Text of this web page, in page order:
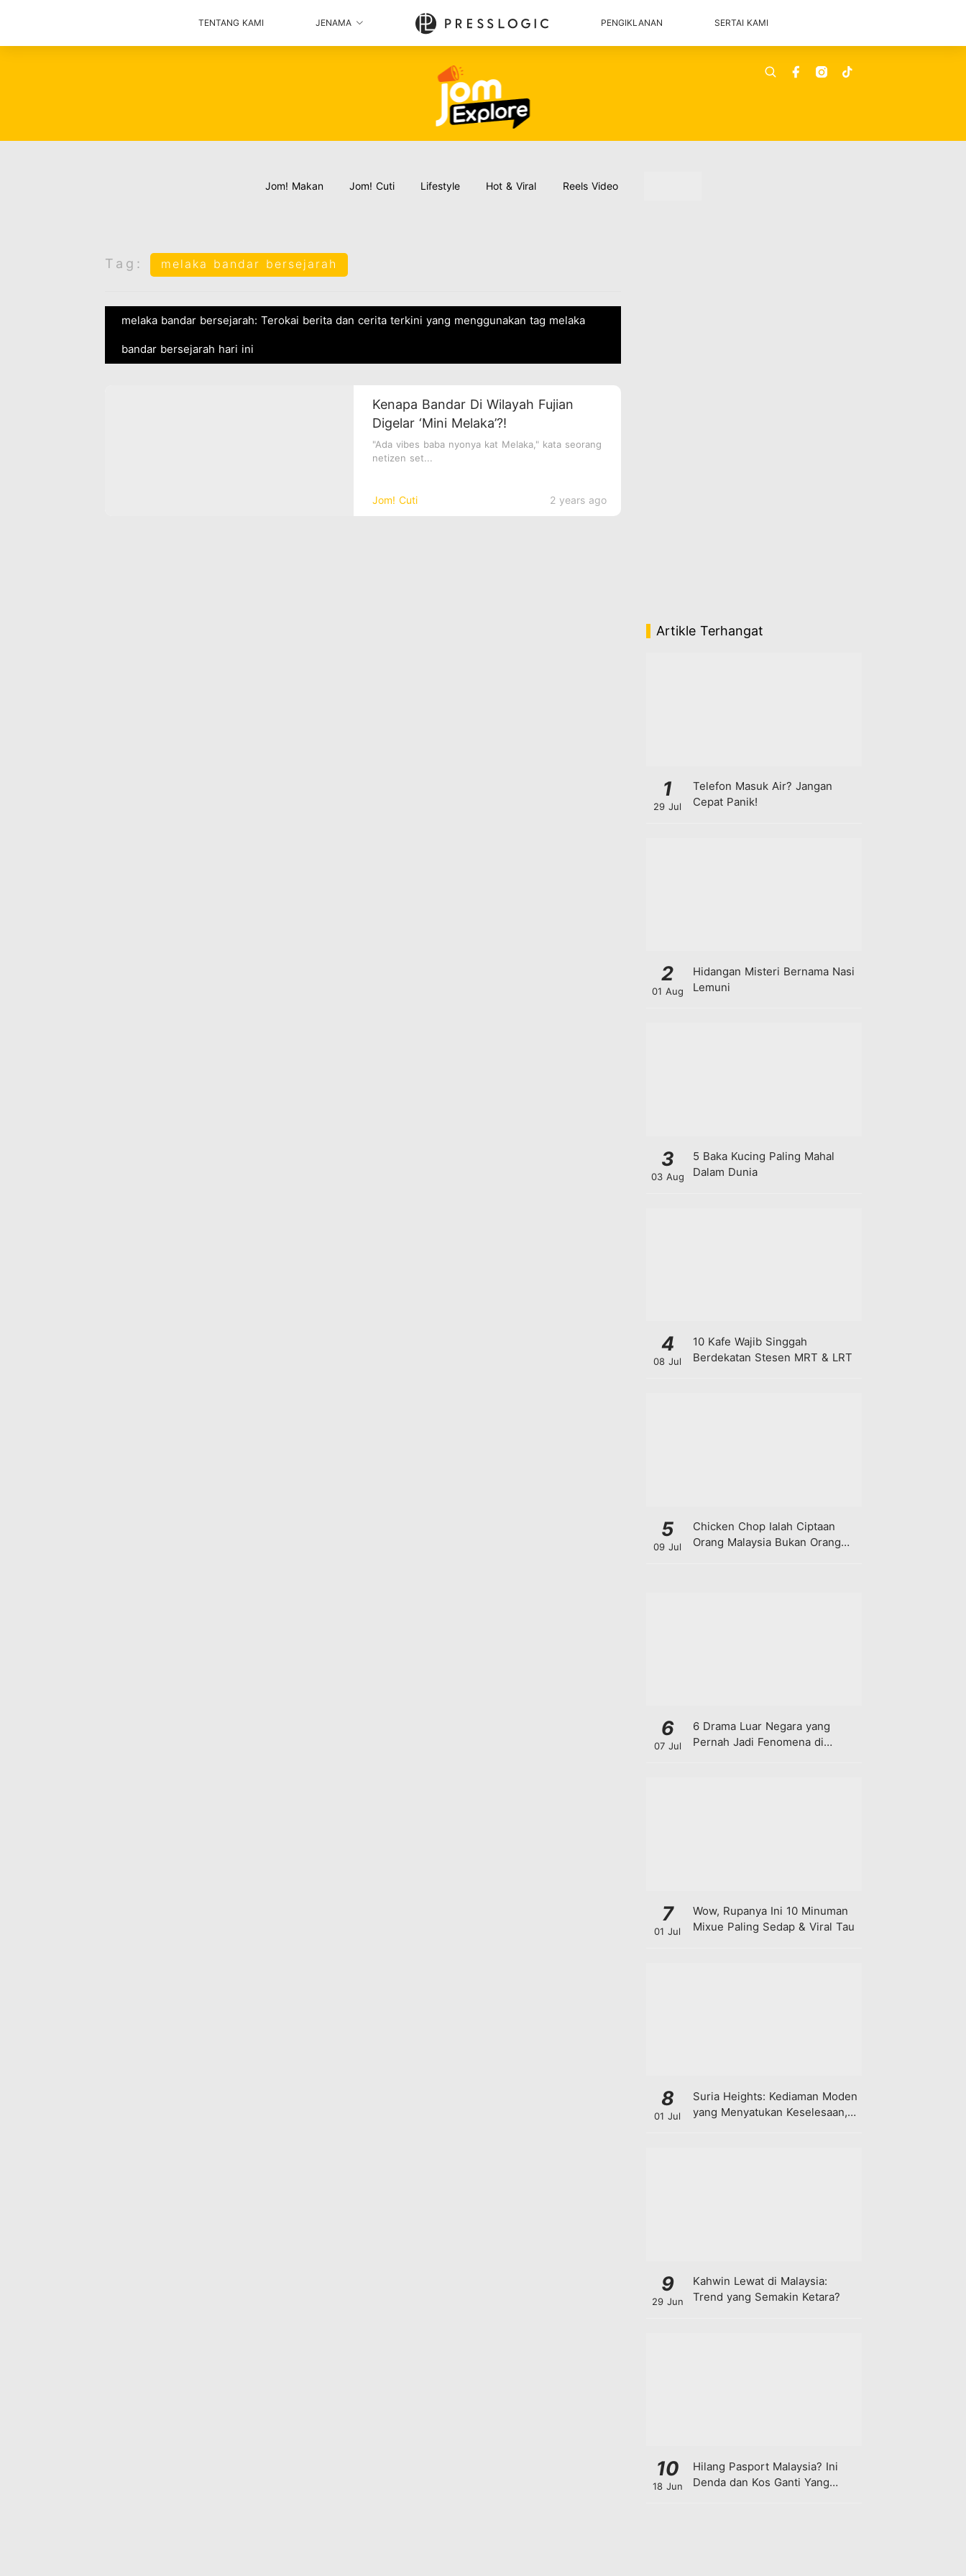
TENTANG KAMI JENAMA PENGIKLANAN SERTAI KAMI
Jom! Makan Jom! Cuti Lifestyle Hot & Viral Reels Video
Tag: melaka bandar bersejarah
melaka bandar bersejarah: Terokai berita dan cerita terkini yang menggunakan tag melaka
bandar bersejarah hari ini
Jom! Cuti 2 years ago
Kenapa Bandar Di Wilayah Fujian
Digelar ‘Mini Melaka’?!
"Ada vibes baba nyonya kat Melaka," kata seorang
netizen set...
Artikle Terhangat
1
29 Jul
Telefon Masuk Air? Jangan
Cepat Panik!
2
01 Aug
Hidangan Misteri Bernama Nasi
Lemuni
3
03 Aug
5 Baka Kucing Paling Mahal
Dalam Dunia
4
08 Jul
10 Kafe Wajib Singgah
Berdekatan Stesen MRT & LRT
5
09 Jul
Chicken Chop Ialah Ciptaan
Orang Malaysia Bukan Orang
6
07 Jul
6 Drama Luar Negara yang
Pernah Jadi Fenomena di
7
01 Jul
Wow, Rupanya Ini 10 Minuman
Mixue Paling Sedap & Viral Tau
8
01 Jul
Suria Heights: Kediaman Moden
yang Menyatukan Keselesaan,
9
29 Jun
Kahwin Lewat di Malaysia:
Trend yang Semakin Ketara?
10
18 Jun
Hilang Pasport Malaysia? Ini
Denda dan Kos Ganti Yang